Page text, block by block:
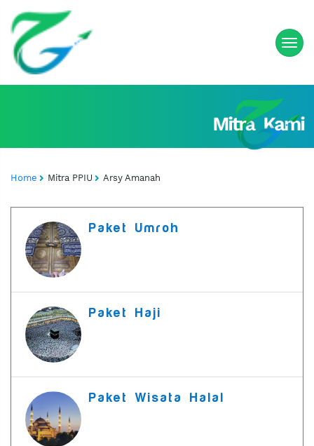
Home Mitra PPIU Arsy Amanah
Paket Umroh
Paket Haji
Paket Wisata Halal